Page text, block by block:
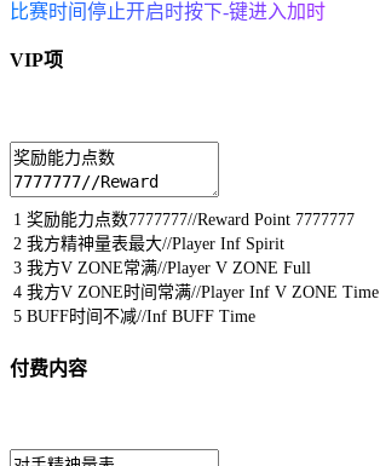
比赛时间停止开启时按下-键进入加时
VIP项
1
2
3
4
5
奖励能力点数7777777//Reward Point 7777777
我方精神量表最大//Player Inf Spirit
我方V ZONE常满//Player V ZONE Full
我方V ZONE 时间常满//Player Inf V ZONE Time
BUFF时间不减//Inf BUFF Time
付费内容